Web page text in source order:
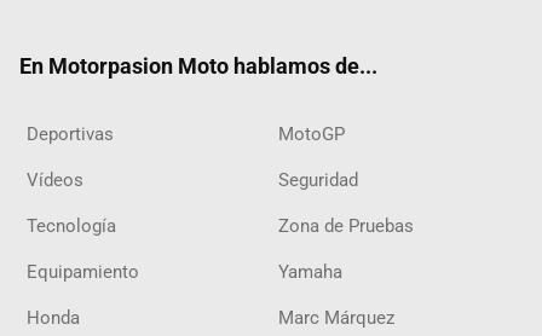
En Motorpasion Moto hablamos de...
Deportivas MotoGP
Vídeos Seguridad
Tecnología Zona de Pruebas
Equipamiento Yamaha
Honda Marc Márquez